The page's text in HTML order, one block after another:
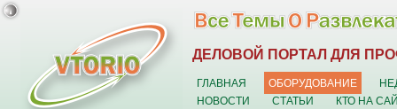
ДЕЛОВОЙ ПОРТАЛ ДЛЯ
ГЛАВНАЯ ОБОРУДОВАНИЕ
НОВОСТИ
СТАТЬИ
КТО НА